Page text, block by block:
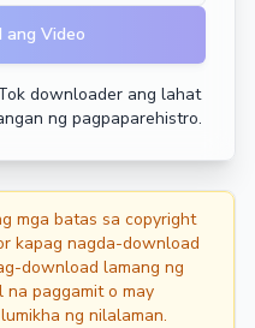
Video
downloader ang lahat
ng pagpaparehistro.
mga batas sa copyright
kapag nagda-download
download lamang ng
na paggamit o may
ng nilalaman.